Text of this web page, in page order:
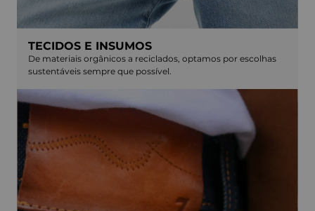
TECIDOS E INSUMOS
De materiais orgânicos a reciclados, optamos por escolhas
sustentáveis sempre que possível.